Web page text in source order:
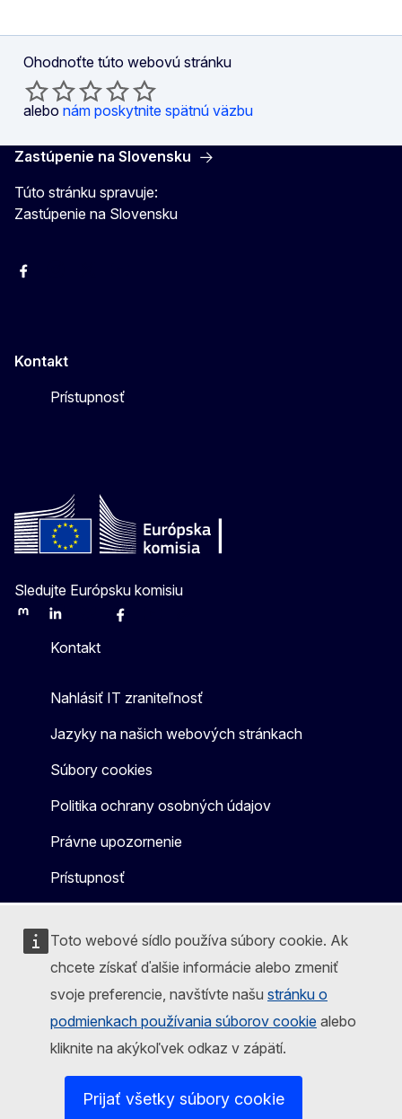
Toto webové sídlo používa súbory cookie. Ak
chcete získať ďalšie informácie alebo zmeniť
svoje preferencie, navštívte našu stránku o
podmienkach používania súborov cookie alebo
kliknite na akýkoľvek odkaz v zápätí.
Prijať všetky súbory cookie
Ohodnoťte túto webovú stránku
alebo nám poskytnite spätnú väzbu
Zastúpenie na Slovensku
Túto stránku spravuje:
Zastúpenie na Slovensku
Facebook
Kontakt
Prístupnosť
Sledujte Európsku komisiu
MastodonLinkedInBlueskyFacebook
Kontakt
Nahlásiť IT zraniteľnosť
Jazyky na našich webových stránkach
Súbory cookies
Politika ochrany osobných údajov
Právne upozornenie
Prístupnosť